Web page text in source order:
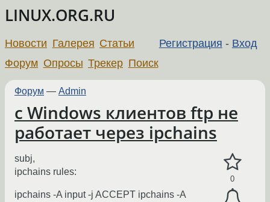
LINUX.ORG.RU
Регистрация - Вход
Новости Галерея Статьи
Форум Опросы Трекер Поиск
Форум — Admin
с Windows клиентов ftp не
работает через ipchains
0
subj,
ipchains rules:
ipchains -A input -j ACCEPT ipchains -A